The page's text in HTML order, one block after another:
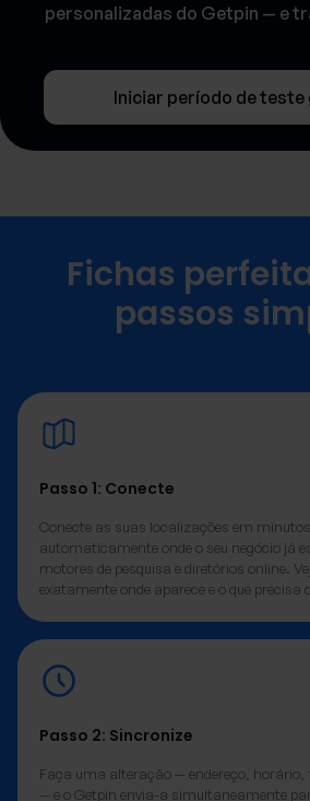
personalizadas do Getpin — e
Iniciar período de
Fichas
passos
Passo 1: Conecte
Conecte as suas localizações em
automaticamente onde o seu negócio já
motores de pesquisa e diretórios online.
exatamente onde aparece e o que precisa
Passo 2: Sincronize
Faça uma alteração — endereço,
— e o Getpin envia-a simultaneamente